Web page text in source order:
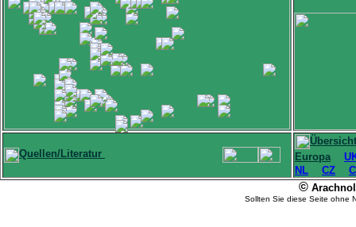
Quellen/Literatur
Übersicht
Europa
NL
CZ
©
Sollten Sie diese Seite ohne